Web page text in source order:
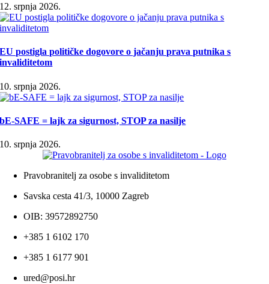
12. srpnja 2026.
EU postigla političke dogovore o jačanju prava putnika s
invaliditetom
10. srpnja 2026.
bE-SAFE = lajk za sigurnost, STOP za nasilje
10. srpnja 2026.
Pravobranitelj za osobe s invaliditetom
Savska cesta 41/3, 10000 Zagreb
OIB: 39572892750
+385 1 6102 170
+385 1 6177 901
ured@posi.hr